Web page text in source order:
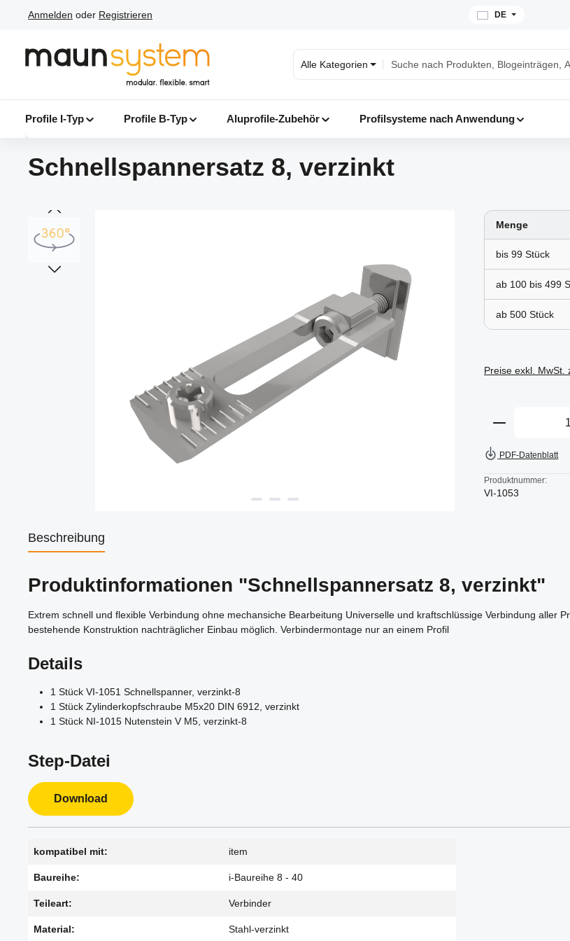
Hauptinhalt springen
Zur Suche springen
Zur Hauptnavigation springen
Anmelden oder Registrieren DE
Alle Kategorien
Profile I-Typ Profile B-Typ Aluprofile-Zubehör Profilsysteme nach Anwendung
Schnellspannersatz 8, verzinkt
Menge
bis 99
ab 100 bis 499
ab 500
Preise exkl. MwSt.
Produkt
PDF-Datenblatt
Produktnummer:
VI-1053
Beschreibung
Produktinformationen "Schnellspannersatz 8, verzinkt"
Extrem schnell und flexible Verbindung ohne mechansiche Bearbeitung Universelle und kraftschlüssige Verbindung aller
bestehende Konstruktion nachträglicher Einbau möglich. Verbindermontage nur an einem Profil
Details
1 Stück VI-1051 Schnellspanner, verzinkt-8
1 Stück Zylinderkopfschraube M5x20 DIN 6912, verzinkt
1 Stück NI-1015 Nutenstein V M5, verzinkt-8
Step-Datei
Download
kompatibel mit: item
Baureihe: i-Baureihe 8 - 40
Teileart: Verbinder
Material: Stahl-verzinkt